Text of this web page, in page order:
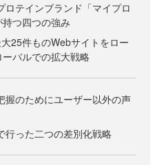
ロテインブランド「マイプロ
つ四つの強み
25件ものWebサイトをロー
バルでの拡大戦略
握のためにユーザー以外の声
行った二つの差別化戦略